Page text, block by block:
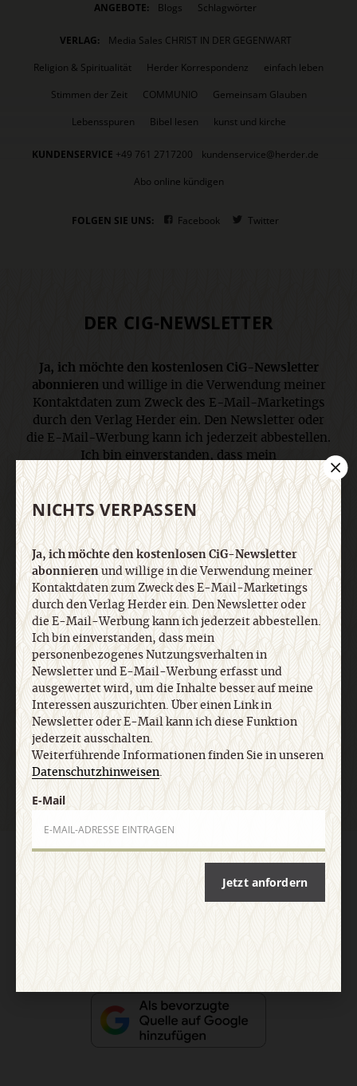
ANGEBOTE: Blogs Schlagwörter
VERLAG:
Media Sales CHRIST IN DER GEGENWART
Religion & Spiritualität
Herder Korrespondenz
einfach leben
Stimmen der Zeit
COMMUNIO
Gemeinsam Glauben
Lebensspuren
Bibel lesen kunst und kirche
KUNDENSERVICE +49 761 2717200
kundenservice@herder.de
Abo online kündigen
FOLGEN SIE UNS: Facebook Twitter
DER CIG-NEWSLETTER
Ja, ich möchte den kostenlosen CiG-Newsletter
abonnieren und willige in die Verwendung meiner
Kontaktdaten zum Zweck des E-Mail-Marketings
durch den Verlag Herder ein. Den Newsletter oder
die E-Mail-Werbung kann ich jederzeit abbestellen.
Ich bin einverstanden, dass mein
personenbezogenes Nutzungsverhalten in
Newsletter und E-Mail-Werbung erfasst und
ausgewertet wird, um die Inhalte besser auf meine
Interessen auszurichten. Über einen Link in
Newsletter oder E-Mail kann ich diese Funktion
jederzeit ausschalten. Weiterführende
Informationen finden Sie in unseren
Datenschutzhinweisen.
E-Mail
Datenschutz
Barrierefreiheit
NICHTS VERPASSEN
Ja, ich möchte den kostenlosen CiG-Newsletter
abonnierenund willige in die Verwendung meiner
Kontaktdaten zum Zweck des E-Mail-Marketings
durch den Verlag Herder ein. Den Newsletter oder
die E-Mail-Werbung kann ich jederzeit abbestellen.
Ich bin einverstanden, dass mein
personenbezogenes Nutzungsverhalten in
Newsletter und E-Mail-Werbung erfasst und
ausgewertet wird, um die Inhalte besser auf meine
Interessen auszurichten. Über einen Link in
Newsletter oder E-Mail kann ich diese Funktion
jederzeit ausschalten.
Weiterführende Informationen finden Sie in unseren
Datenschutzhinweisen.
E-Mail
Jetzt anfordern